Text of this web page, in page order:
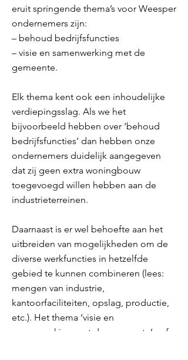
eruit springende thema’s voor Weesper
ondernemers zijn:
– behoud bedrijfsfuncties
– visie en samenwerking met de
gemeente.
Elk thema kent ook een inhoudelijke
verdiepingsslag. Als we het
bijvoorbeeld hebben over ‘behoud
bedrijfsfuncties’ dan hebben onze
ondernemers duidelijk aangegeven
dat zij geen extra woningbouw
toegevoegd willen hebben aan de
industrieterreinen.
Daarnaast is er wel behoefte aan het
uitbreiden van mogelijkheden om de
diverse werkfuncties in hetzelfde
gebied te kunnen combineren (lees:
mengen van industrie,
kantoorfaciliteiten, opslag, productie,
etc.). Het thema ‘visie en
samenwerking met de gemeente’ gaf